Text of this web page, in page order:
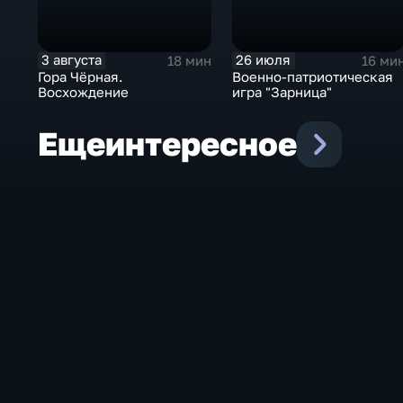
3 августа
18 мин
Гора Чёрная.
Восхождение
26 июля
16
Военно-патриотическая
игра "Зарница"
Ещеинтересное